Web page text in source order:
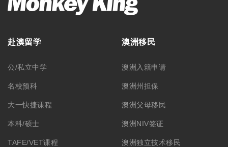
赴澳留学
公/私立中学
名校预科
大一快捷课程
本科/硕士
TAFE/VET课程
澳洲移民
澳洲入籍申请
澳洲州担保
澳洲父母移民
澳洲NIV签证
澳洲独立技术移民